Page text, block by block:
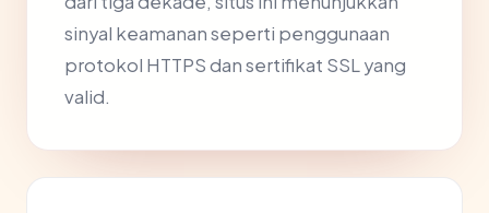
sinyal keamanan seperti penggunaan
protokol HTTPS dan sertifikat SSL yang
valid.